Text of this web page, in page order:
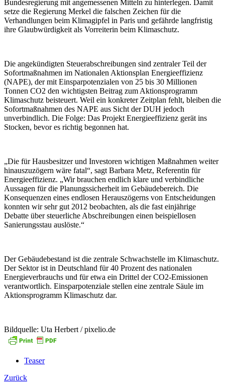
Bundesregierung mit angemessenen Mitteln zu hinterlegen. Damit
setze die Regierung Merkel die falschen Zeichen für die
Verhandlungen beim Klimagipfel in Paris und gefährde langfristig
ihre Glaubwürdigkeit als Vorreiterin beim Klimaschutz.
Die angekündigten Steuerabschreibungen sind zentraler Teil der
Sofortmaßnahmen im Nationalen Aktionsplan Energieeffizienz
(NAPE), der mit Einsparpotenzialen von 25 bis 30 Millionen
Tonnen CO2 den wichtigsten Beitrag zum Aktionsprogramm
Klimaschutz beisteuert. Weil ein konkreter Zeitplan fehlt, bleiben die
Sofortmaßnahmen des NAPE aus Sicht der DUH jedoch
unverbindlich. Die Folge: Das Projekt Energieeffizienz gerät ins
Stocken, bevor es richtig begonnen hat.
„Die für Hausbesitzer und Investoren wichtigen Maßnahmen weiter
hinauszuzögern wäre fatal“, sagt Barbara Metz, Referentin für
Energieeffizienz. „Wir brauchen endlich klare und verbindliche
Aussagen für die Planungssicherheit im Gebäudebereich. Die
Konsequenzen eines endlosen Herauszögerns von Entscheidungen
konnten wir sehr gut 2012 beobachten, als die fast einjährige
Debatte über steuerliche Abschreibungen einen beispiellosen
Sanierungsstau auslöste.“
Der Gebäudebestand ist die zentrale Schwachstelle im Klimaschutz.
Der Sektor ist in Deutschland für 40 Prozent des nationalen
Energieverbrauchs und für etwa ein Drittel der CO2-Emissionen
verantwortlich. Einsparpotenziale stellen eine zentrale Säule im
Aktionsprogramm Klimaschutz dar.
Bildquelle: Uta Herbert / pixelio.de
Teaser
Zurück